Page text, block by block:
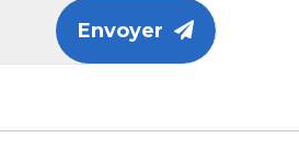
Envoyer